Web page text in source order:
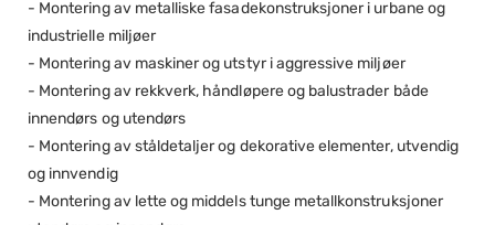
- Montering av metalliske fasadekonstruksjoner i urbane og
industrielle miljøer
- Montering av maskiner og utstyr i aggressive miljøer
- Montering av rekkverk, håndløpere og balustrader både
innendørs og utendørs
- Montering av ståldetaljer og dekorative elementer, utvendig
og innvendig
- Montering av lette og middels tunge metallkonstruksjoner